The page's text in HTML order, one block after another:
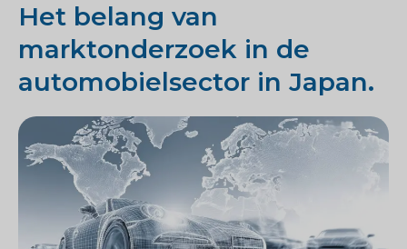
Het belang van
marktonderzoek in de
automobielsector in Japan.